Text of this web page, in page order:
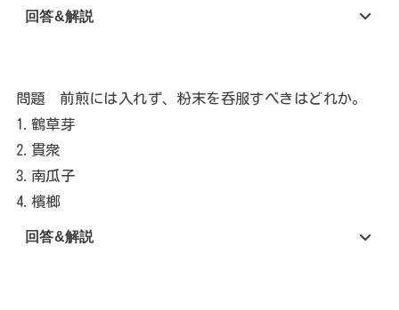
回答&解説
問題 前煎には入れず、粉末を呑服すべきはどれか。
1.鶴草芽
2.貫衆
3.南瓜子
4.檳榔
回答&解説